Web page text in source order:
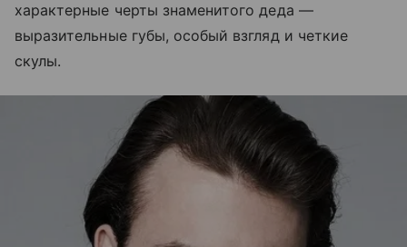
характерные черты знаменитого деда —
выразительные губы, особый взгляд и четкие
скулы.